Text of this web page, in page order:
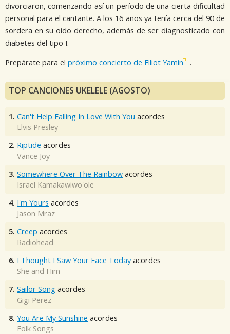
divorciaron, comenzando así un período de una cierta dificultad
personal para el cantante. A los 16 años ya tenía cerca del 90 de
sordera en su oído derecho, además de ser diagnosticado con
diabetes del tipo I.
Prepárate para el próximo concierto de Elliot Yamin .
TOP CANCIONES UKELELE (AGOSTO)
1. Can't Help Falling In Love With You acordes
Elvis Presley
2. Riptide acordes
Vance Joy
3. Somewhere Over The Rainbow acordes
Israel Kamakawiwo'ole
4. I'm Yours acordes
Jason Mraz
5. Creep acordes
Radiohead
6. I Thought I Saw Your Face Today acordes
She and Him
7. Sailor Song acordes
Gigi Perez
8. You Are My Sunshine acordes
Folk Songs